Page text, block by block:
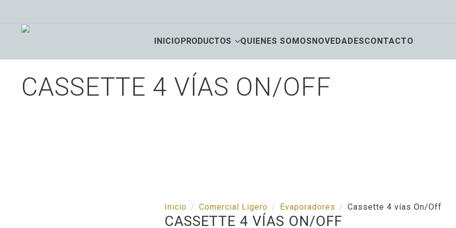
INICIOPRODUCTOS QUIENES SOMOSNOVEDADESCONTACTO
CASSETTE 4 VÍAS ON/OFF
Inicio Comercial Ligero Evaporadores Cassette 4 vías On/Off
CASSETTE 4 VÍAS ON/OFF